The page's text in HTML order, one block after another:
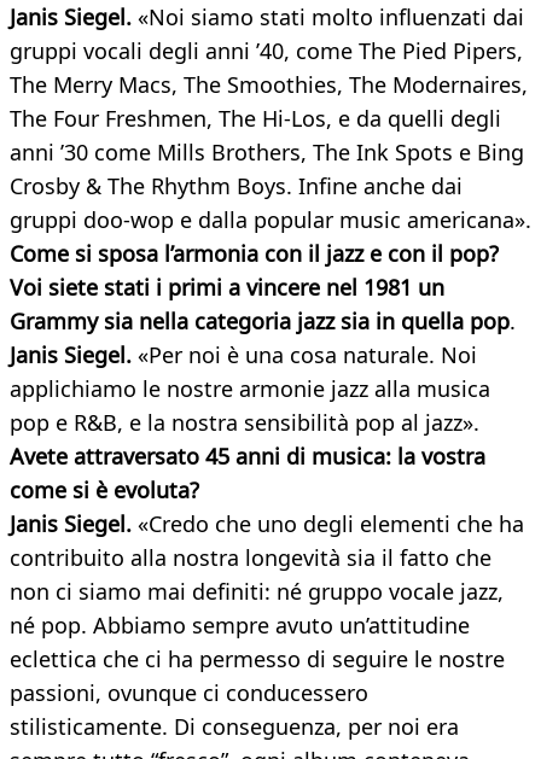
Janis Siegel. «Noi siamo stati molto influenzati dai
gruppi vocali degli anni ’40, come The Pied Pipers,
The Merry Macs, The Smoothies, The Modernaires,
The Four Freshmen, The Hi-Los, e da quelli degli
anni ’30 come Mills Brothers, The Ink Spots e Bing
Crosby & The Rhythm Boys. Infine anche dai
gruppi doo-wop e dalla popular music americana».
Come si sposa l’armonia con il jazz e con il pop?
Voi siete stati i primi a vincere nel 1981 un
Grammy sia nella categoria jazz sia in quella pop.
Janis Siegel. «Per noi è una cosa naturale. Noi
applichiamo le nostre armonie jazz alla musica
pop e R&B, e la nostra sensibilità pop al jazz».
Avete attraversato 45 anni di musica: la vostra
come si è evoluta?
Janis Siegel. «Credo che uno degli elementi che ha
contribuito alla nostra longevità sia il fatto che
non ci siamo mai definiti: né gruppo vocale jazz,
né pop. Abbiamo sempre avuto un’attitudine
eclettica che ci ha permesso di seguire le nostre
passioni, ovunque ci conducessero
stilisticamente. Di conseguenza, per noi era